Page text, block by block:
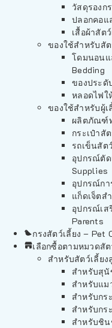
วัสดุรองก
ปลอกคอแ
เสื้อผ้าสัต
ของใช้สำหรับสัต
โดมนอนแ
Bedding
ของประดั
หลอดไฟใ
ของใช้สำหรับผู้เ
ผลิตภัณฑ์
กระเป๋าสั
รถเข็นสัต
อุปกรณ์ตัด
Supplies
อุปกรณ์กา
แก็ดเจ็ตส
อุปกรณ์เส
Parents
กรงสัตว์เลี้ยง – Pet
เลือกซื้อตามหมวดสั
สำหรับสัตว์เลี้ยง
สำหรับสุนั
สำหรับแม
สำหรับกร
สำหรับกร
สำหรับชิ